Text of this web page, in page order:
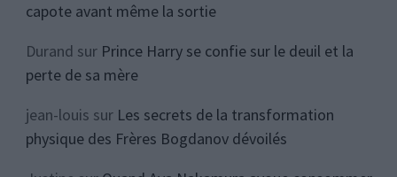
capote avant même la sortie
Durand sur Prince Harry se confie sur le deuil et la
perte de sa mère
jean-louis sur Les secrets de la transformation
physique des Frères Bogdanov dévoilés